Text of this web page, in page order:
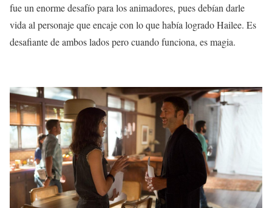
fue un enorme desafío para los animadores, pues debían darle
vida al personaje que encaje con lo que había logrado Hailee. Es
desafiante de ambos lados pero cuando funciona, es magia.